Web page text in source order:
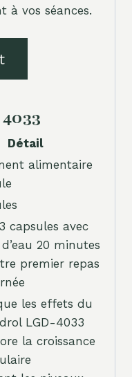
à vos séances.
Détail
alimentaire
capsules avec
20 minutes
premier repas
les effets du
LGD-4033
la croissance